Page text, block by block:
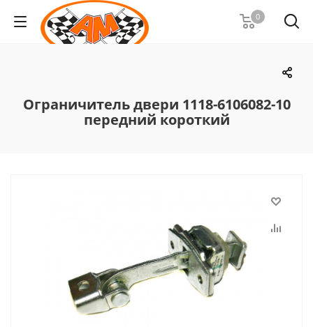
0
Ограничитель двери 1118-6106082-10
передний короткий